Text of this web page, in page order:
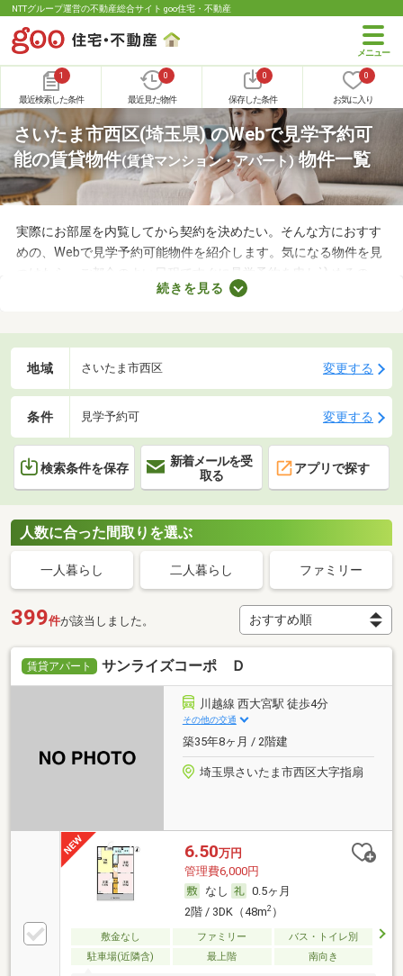
NTTグループ運営の不動産総合サイト goo住宅・不動産
1
最近検索した条件
0
最近見た物件
0
保存した条件
0
お気に入り
さいたま市西区(埼玉県) のWebで見学予約可
能の賃貸物件(賃貸マンション・アパート)物件一覧
実際にお部屋を内覧してから契約を決めたい。そんな方におすす
めの、Webで見学予約可能物件を紹介します。気になる物件を見
つけたら、ご都合のよい日程ですぐに見学予約を申し込めるの
で、お部屋探しもスムーズに進みますよ。複数のお部屋を実際に
続きを見る
地域 さいたま市西区 変更する
条件 見学予約可 変更する
検索条件を保存
新着メールを受
取る
アプリで探す
人数に合った間取りを選ぶ
一人暮らし 二人暮らし ファミリー
399件が該当しました。
賃貸アパート サンライズコーポ Ｄ
川越線 西大宮駅 徒歩4分
その他の交通
築35年8ヶ月 / 2階建
埼玉県さいたま市西区大字指扇
6.50万円
管理費6,000円
なし
0.5ヶ月
2階 / 3DK（48m2）
敷金なし ファミリー
バス・トイレ別
駐車場(近隣含)
最上階 南向き